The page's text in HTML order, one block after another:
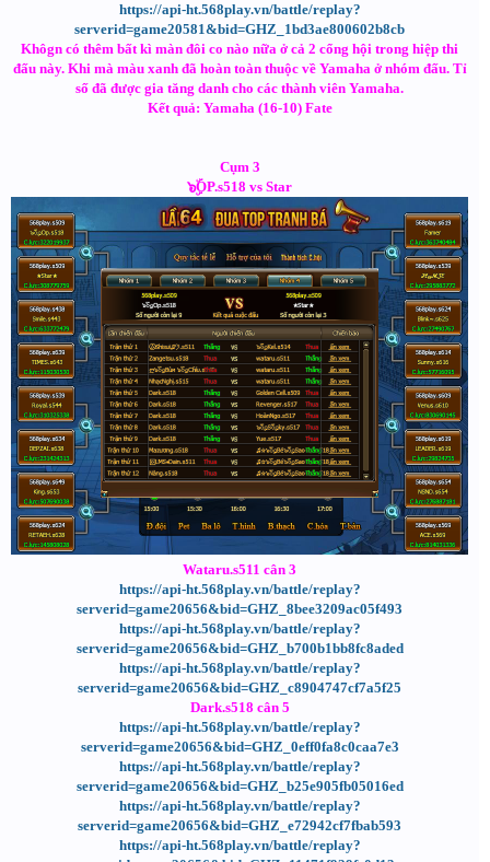
https://api-ht.568play.vn/battle/replay?
serverid=game20581&bid=GHZ_1bd3ae800602b8cb
Khôgn có thêm bất kì màn đôi co nào nữa ở cả 2 cổng hội trong hiệp thi
đấu này. Khi mà màu xanh đã hoàn toàn thuộc về Yamaha ở nhóm đấu. Tỉ
số đã được gia tăng danh cho các thành viên Yamaha.
Kết quả: Yamaha (16-10) Fate
Cụm 3
๖ۣۜOP.s518 vs Star
Wataru.s511 cân 3
https://api-ht.568play.vn/battle/replay?
serverid=game20656&bid=GHZ_8bee3209ac05f493
https://api-ht.568play.vn/battle/replay?
serverid=game20656&bid=GHZ_b700b1bb8fc8aded
https://api-ht.568play.vn/battle/replay?
serverid=game20656&bid=GHZ_c8904747cf7a5f25
Dark.s518 cân 5
https://api-ht.568play.vn/battle/replay?
serverid=game20656&bid=GHZ_0eff0fa8c0caa7e3
https://api-ht.568play.vn/battle/replay?
serverid=game20656&bid=GHZ_b25e905fb05016ed
https://api-ht.568play.vn/battle/replay?
serverid=game20656&bid=GHZ_e72942cf7fbab593
https://api-ht.568play.vn/battle/replay?